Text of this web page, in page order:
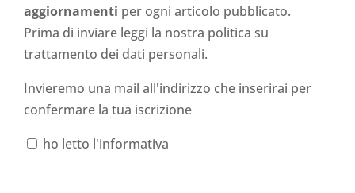
aggiornamenti per ogni articolo pubblicato.
Prima di inviare leggi la nostra politica su
trattamento dei dati personali.
Invieremo una mail all'indirizzo che inserirai per
confermare la tua iscrizione
ho letto l'informativa